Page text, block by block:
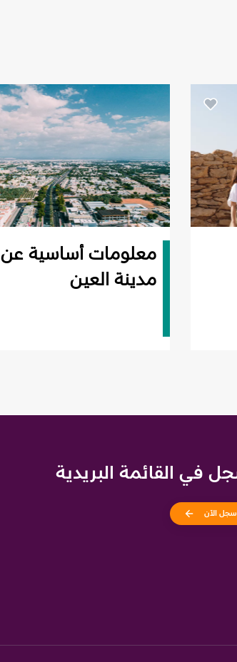
معلومات أساسية عن
مدينة العين
في القائمة البريدية
سجل الآن